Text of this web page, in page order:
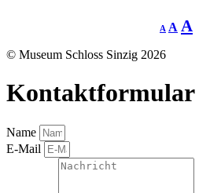
A
Decrease
font
A Reset
font
A
© Museum Schloss Sinzig 2026
Kontaktformular
Name
E-Mail